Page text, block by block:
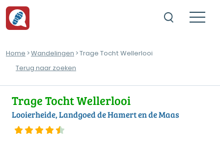
Home >Wandelingen > Trage Tocht Wellerlooi
Terug naar zoeken
Trage Tocht Wellerlooi
Looierheide, Landgoed de Hamert en de Maas